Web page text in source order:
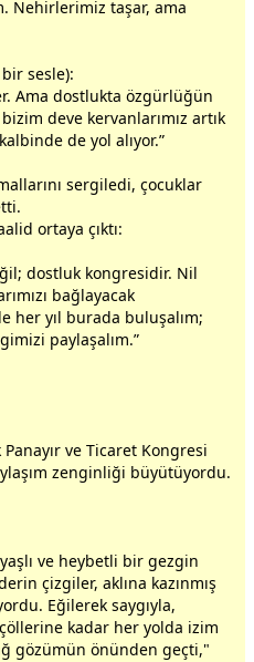
Nehirlerimiz taşar, ama
sesle):
Ama dostlukta özgürlüğün
deve kervanlarımız artık
de yol alıyor.”
sergiledi, çocuklar
ortaya çıktı:
dostluk kongresidir. Nil
bağlayacak
her yıl burada buluşalım;
paylaşalım.”
ve Ticaret Kongresi
zenginliği büyütüyordu.
ve heybetli bir gezgin
çizgiler, aklına kazınmış
Eğilerek saygıyla,
kadar her yolda izim
gözümün önünden geçti,"